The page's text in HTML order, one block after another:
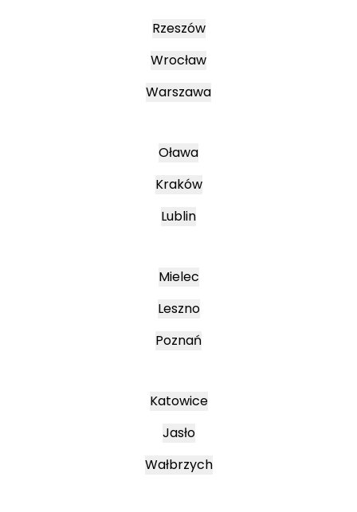
Rzeszów
Wrocław
Warszawa
Oława
Kraków
Lublin
Mielec
Leszno
Poznań
Katowice
Jasło
Wałbrzych